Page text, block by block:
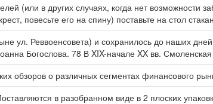
(или в других случаях, когда нет возможности
повесьте его на спину) поставьте на стол
ул. Реввоенсовета) и сохранилось до наших
Богослова. 78 В XIX-начале XX вв.
обзоров о различных сегментах финансового
в разобранном виде в 2 плоских